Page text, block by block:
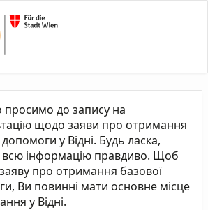
просимо до запису на
щодо заяви про отримання
у Відні. Будь ласка,
всю інформацію правдиво. Щоб
про отримання базової
Ви повинні мати основне місце
у Відні.